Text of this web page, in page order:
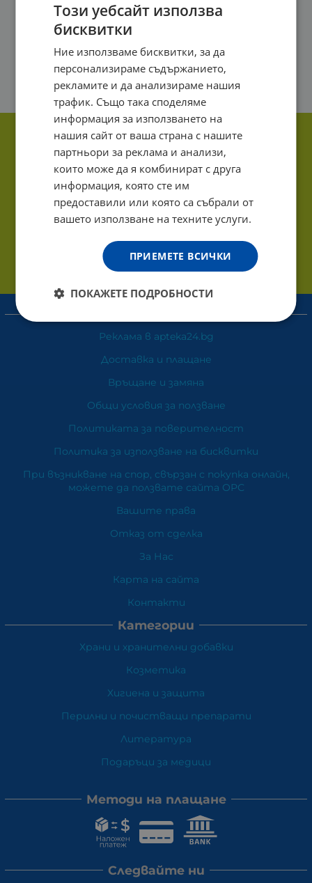
Реклама в apteka24.bg
Доставка и плащане
Връщане и замяна
Общи условия за ползване
Политиката за поверителност
Политика за използване на бисквитки
При възникване на спор, свързан с покупка онлайн,
можете да ползвате сайта ОРС
Вашите права
Отказ от сделка
За Нас
Карта на сайта
Контакти
Категории
Храни и хранителни добавки
Козметика
Хигиена и защита
Перилни и почистващи препарати
Литература
Подаръци за медици
Методи на плащане
Следвайте ни
Този уебсайт използва
бисквитки
Ние използваме бисквитки, за да
персонализираме съдържанието,
рекламите и да анализираме нашия
трафик. Също така споделяме
информация за използването на
нашия сайт от ваша страна с нашите
партньори за реклама и анализи,
които може да я комбинират с друга
информация, която сте им
предоставили или която са събрали от
вашето използване на техните услуги.
ПРИЕМЕТЕ ВСИЧКИ
ПОКАЖЕТЕ ПОДРОБНОСТИ